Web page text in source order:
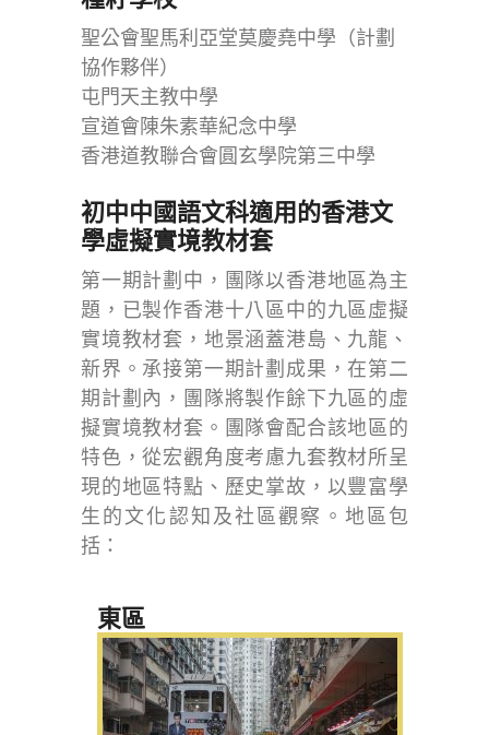
聖公會聖馬利亞堂莫慶堯中學（計劃
協作夥伴）
屯門天主教中學
宣道會陳朱素華紀念中學
香港道教聯合會圓玄學院第三中學
初中中國語文科適用的香港文
學虛擬實境教材套
第一期計劃中，團隊以香港地區為主
題，已製作香港十八區中的九區虛擬
實境教材套，地景涵蓋港島、九龍、
新界。承接第一期計劃成果，在第二
期計劃內，團隊將製作餘下九區的虛
擬實境教材套。團隊會配合該地區的
特色，從宏觀角度考慮九套教材所呈
現的地區特點、歷史掌故，以豐富學
生的文化認知及社區觀察。地區包
括：
東區